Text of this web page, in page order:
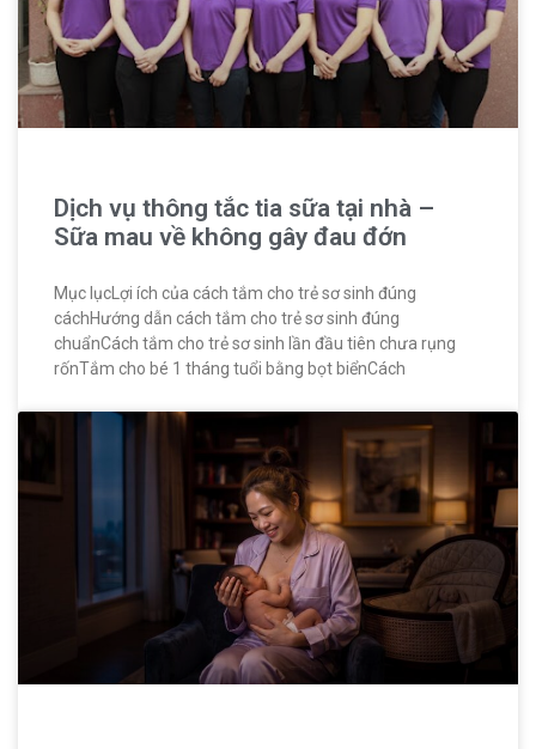
Dịch vụ thông tắc tia sữa tại nhà –
Sữa mau về không gây đau đớn
Mục lụcLợi ích của cách tắm cho trẻ sơ sinh đúng
cáchHướng dẫn cách tắm cho trẻ sơ sinh đúng
chuẩnCách tắm cho trẻ sơ sinh lần đầu tiên chưa rụng
rốnTắm cho bé 1 tháng tuổi bằng bọt biểnCách